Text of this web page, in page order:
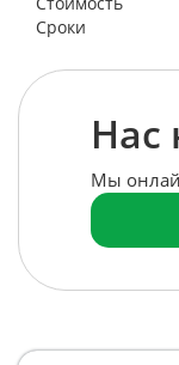
Сроки
Нас
Мы